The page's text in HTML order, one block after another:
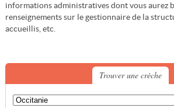
informations administratives dont vous aurez
renseignements sur le gestionnaire de la
accueillis, etc.
Trouver une crèche